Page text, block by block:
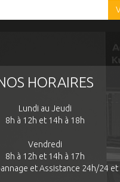
HORAIRES
Lundi au Jeudi
8h à 12h et 14h à 18h
Vendredi
8h à 12h et 14h à 17h
et Assistance 24h/24 et